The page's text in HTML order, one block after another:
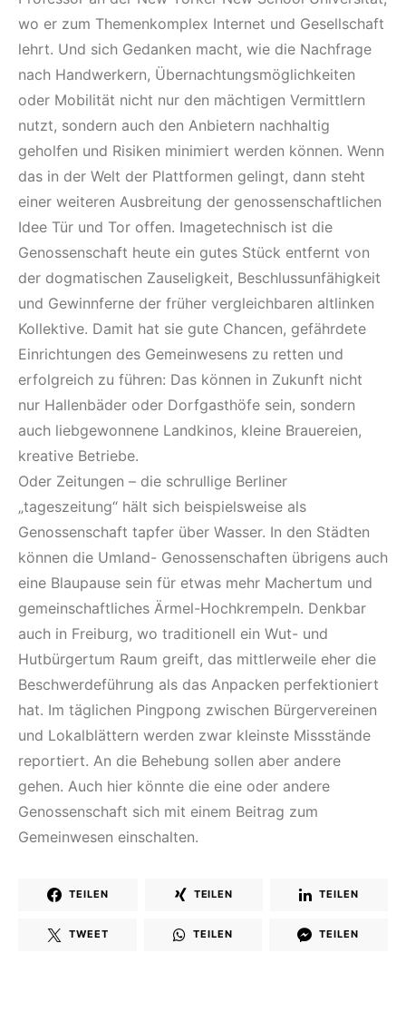
wo er zum Themenkomplex Internet und Gesellschaft
lehrt. Und sich Gedanken macht, wie die Nachfrage
nach Handwerkern, Übernachtungsmöglichkeiten
oder Mobilität nicht nur den mächtigen Vermittlern
nutzt, sondern auch den Anbietern nachhaltig
geholfen und Risiken minimiert werden können. Wenn
das in der Welt der Plattformen gelingt, dann steht
einer weiteren Ausbreitung der genossenschaftlichen
Idee Tür und Tor offen. Imagetechnisch ist die
Genossenschaft heute ein gutes Stück entfernt von
der dogmatischen Zauseligkeit, Beschlussunfähigkeit
und Gewinnferne der früher vergleichbaren altlinken
Kollektive. Damit hat sie gute Chancen, gefährdete
Einrichtungen des Gemeinwesens zu retten und
erfolgreich zu führen: Das können in Zukunft nicht
nur Hallenbäder oder Dorfgasthöfe sein, sondern
auch liebgewonnene Landkinos, kleine Brauereien,
kreative Betriebe.
Oder Zeitungen – die schrullige Berliner
„tageszeitung“ hält sich beispielsweise als
Genossenschaft tapfer über Wasser. In den Städten
können die Umland- Genossenschaften übrigens auch
eine Blaupause sein für etwas mehr Machertum und
gemeinschaftliches Ärmel-Hochkrempeln. Denkbar
auch in Freiburg, wo traditionell ein Wut- und
Hutbürgertum Raum greift, das mittlerweile eher die
Beschwerdeführung als das Anpacken perfektioniert
hat. Im täglichen Pingpong zwischen Bürgervereinen
und Lokalblättern werden zwar kleinste Missstände
reportiert. An die Behebung sollen aber andere
gehen. Auch hier könnte die eine oder andere
Genossenschaft sich mit einem Beitrag zum
Gemeinwesen einschalten.
TEILEN TEILEN TEILEN
TWEET TEILEN TEILEN